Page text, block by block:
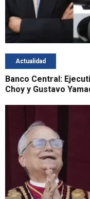
Actualidad
Banco Central:
Choy y Gustavo